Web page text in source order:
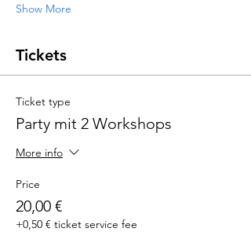
Show More
Tickets
Ticket type
Party mit 2 Workshops
More info
Price
20,00 €
+0,50 € ticket service fee